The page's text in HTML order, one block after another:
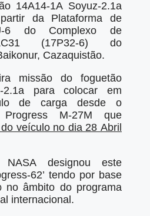
14A14-1A Soyuz-2.1a
da Plataforma de
6 do Complexo de
(17P32-6) do
Cazaquistão.
missão do foguetão
2.1a para colocar em
de carga desde o
M-27M que
veículo no dia 28 Abril
NASA designou este
62’ tendo por base
no âmbito do programa
internacional.